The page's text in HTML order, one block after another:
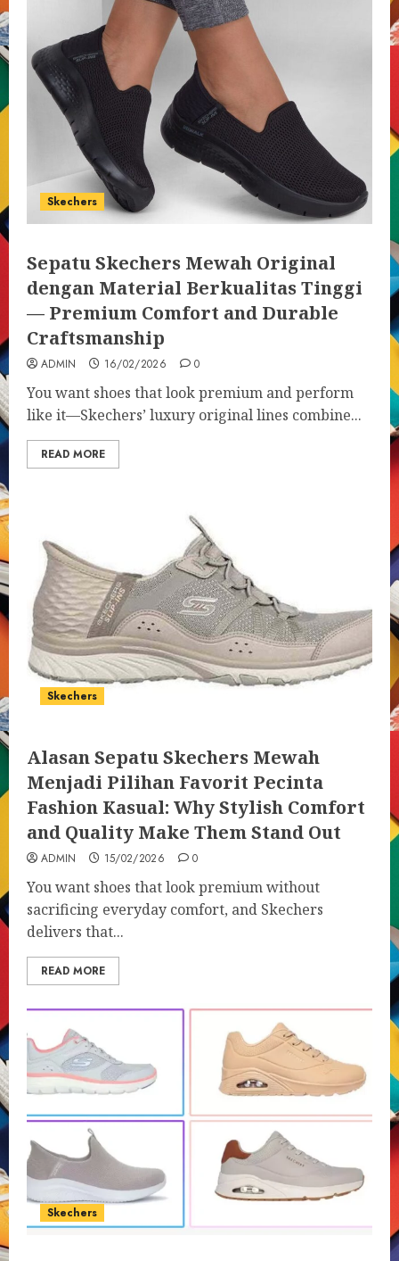
Skechers
Sepatu Skechers Mewah Original
dengan Material Berkualitas Tinggi
— Premium Comfort and Durable
Craftsmanship
ADMIN 16/02/2026 0
You want shoes that look premium and perform
like it—Skechers’ luxury original lines combine...
READ MORE
Skechers
Alasan Sepatu Skechers Mewah
Menjadi Pilihan Favorit Pecinta
Fashion Kasual: Why Stylish Comfort
and Quality Make Them Stand Out
ADMIN 15/02/2026 0
You want shoes that look premium without
sacrificing everyday comfort, and Skechers
delivers that...
READ MORE
Skechers